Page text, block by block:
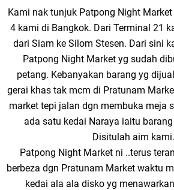
Kami nak tunjuk Patpong Night
4 kami di Bangkok. Dari Terminal 21
dari Siam ke Silom Stesen. Dari sini
Patpong Night Market yg sudah
petang. Kebanyakan barang yg
gerai khas tak mcm di Pratunam
market tepi jalan dgn membuka meja
ada satu kedai Naraya iaitu
Disitulah aim kami.
Patpong Night Market ni ..terus
berbeza dgn Pratunam Market waktu
kedai ala ala disko yg